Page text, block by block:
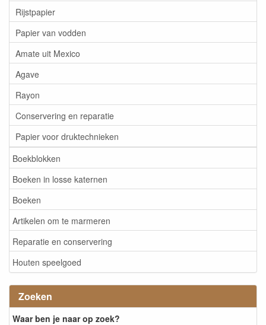
Rijstpapier
Papier van vodden
Amate uit Mexico
Agave
Rayon
Conservering en reparatie
Papier voor druktechnieken
Boekblokken
Boeken in losse katernen
Boeken
Artikelen om te marmeren
Reparatie en conservering
Houten speelgoed
Zoeken
Waar ben je naar op zoek?